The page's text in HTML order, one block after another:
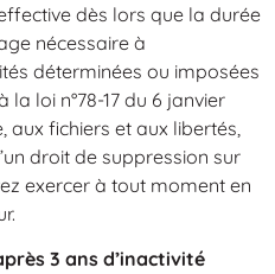
dès lors que la durée
nécessaire à
déterminées ou imposées
loi n°78-17 du 6 janvier
aux fichiers et aux libertés,
droit de suppression sur
exercer à tout moment en
3 ans d’inactivité